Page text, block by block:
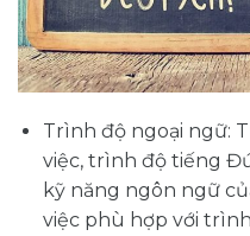
Trình độ ngoại ngữ:
việc, trình độ tiếng
kỹ năng ngôn ngữ
việc phù hợp với